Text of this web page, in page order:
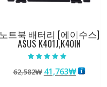
노트북 배터리 [에이수스]
ASUS K401J,K40IN
5.00
로 평가됨
62,582₩ 원
41,763₩현